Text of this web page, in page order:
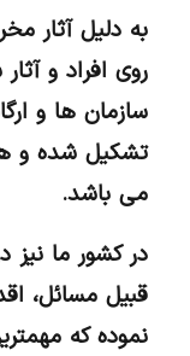
به دلیل آثار
روی افراد و
سازمان ها و
تشکیل شده و
می باشد.
در کشور ما نیز
قبیل مسائل،
نموده که